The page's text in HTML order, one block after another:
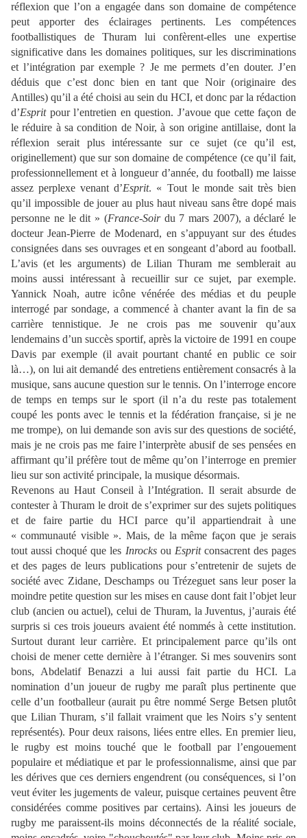
réflexion que l’on a engagée dans son domaine de compétence
peut apporter des éclairages pertinents. Les compétences
footballistiques de Thuram lui confèrent-elles une expertise
significative dans les domaines politiques, sur les discriminations
et l’intégration par exemple ? Je me permets d’en douter. J’en
déduis que c’est donc bien en tant que Noir (originaire des
Antilles) qu’il a été choisi au sein du HCI, et donc par la rédaction
d’Espritpour l’entretien en question. J’avoue que cette façon de
le réduire à sa condition de Noir, à son origine antillaise, dont la
réflexion serait plus intéressante sur ce sujet (ce qu’il est,
originellement) que sur son domaine de compétence (ce qu’il fait,
professionnellement et à longueur d’année, du football) me laisse
assez perplexe venant d’Esprit. « Tout le monde sait très bien
qu’il impossible de jouer au plus haut niveau sans être dopé mais
personne ne le dit » (France-Soirdu 7 mars 2007), a déclaré le
docteur Jean-Pierre de Modenard, en s’appuyant sur des études
consignées dans ses ouvrages et en songeant d’abord au football.
L’avis (et les arguments) de Lilian Thuram me semblerait au
moins aussi intéressant à recueillir sur ce sujet, par exemple.
Yannick Noah, autre icône vénérée des médias et du peuple
interrogé par sondage, a commencé à chanter avant la fin de sa
carrière tennistique. Je ne crois pas me souvenir qu’aux
lendemains d’un succès sportif, après la victoire de 1991 en coupe
Davis par exemple (il avait pourtant chanté en public ce soir
là…), on lui ait demandé des entretiens entièrement consacrés à la
musique, sans aucune question sur le tennis. On l’interroge encore
de temps en temps sur le sport (il n’a du reste pas totalement
coupé les ponts avec le tennis et la fédération française, si je ne
me trompe), on lui demande son avis sur des questions de société,
mais je ne crois pas me faire l’interprète abusif de ses pensées en
affirmant qu’il préfère tout de même qu’on l’interroge en premier
lieu sur son activité principale, la musique désormais.
Revenons au Haut Conseil à l’Intégration. Il serait absurde de
contester à Thuram le droit de s’exprimer sur des sujets politiques
et de faire partie du HCI parce qu’il appartiendrait à une
« communauté visible ». Mais, de la même façon que je serais
tout aussi choqué que les Inrocksou Espritconsacrent des pages
et des pages de leurs publications pour s’entretenir de sujets de
société avec Zidane, Deschamps ou Trézeguet sans leur poser la
moindre petite question sur les mises en cause dont fait l’objet leur
club (ancien ou actuel), celui de Thuram, la Juventus, j’aurais été
surpris si ces trois joueurs avaient été nommés à cette institution.
Surtout durant leur carrière. Et principalement parce qu’ils ont
choisi de mener cette dernière à l’étranger. Si mes souvenirs sont
bons, Abdelatif Benazzi a lui aussi fait partie du HCI. La
nomination d’un joueur de rugby me paraît plus pertinente que
celle d’un footballeur (aurait pu être nommé Serge Betsen plutôt
que Lilian Thuram, s’il fallait vraiment que les Noirs s’y sentent
représentés). Pour deux raisons, liées entre elles. En premier lieu,
le rugby est moins touché que le football par l’engouement
populaire et médiatique et par le professionnalisme, ainsi que par
les dérives que ces derniers engendrent (ou conséquences, si l’on
veut éviter les jugements de valeur, puisque certaines peuvent être
considérées comme positives par certains). Ainsi les joueurs de
rugby me paraissent-ils moins déconnectés de la réalité sociale,